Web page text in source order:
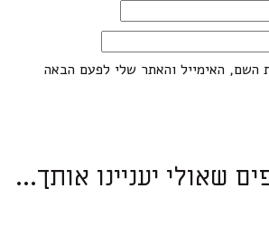
השם, האימייל והאתר שלי לפעם הבאה
שאולי יעניינו אותך...